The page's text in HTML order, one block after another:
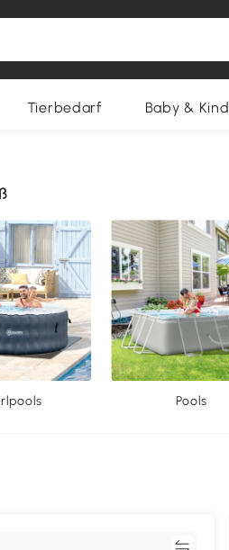
Tierbedarf Baby & Kind
Pools